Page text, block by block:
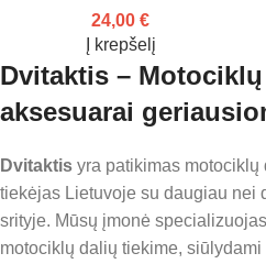
24,00 €
Į krepšelį
Dvitaktis –
aksesuarai
Dvitaktis yra patikimas
tiekėjas Lietuvoje su daugiau nei
srityje. Mūsų įmonė
motociklų dalių tiekime,